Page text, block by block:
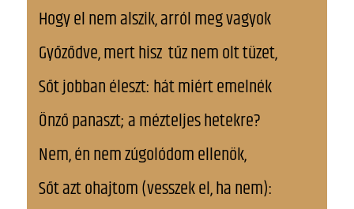
Hogy el nem alszik, arról meg vagyok
Győződve, mert hisz tűz nem olt tüzet,
Sőt jobban éleszt: hát miért emelnék
Önző panaszt; a mézteljes hetekre?
Nem, én nem zúgolódom ellenök,
Sőt azt ohajtom (vesszek el, ha nem):